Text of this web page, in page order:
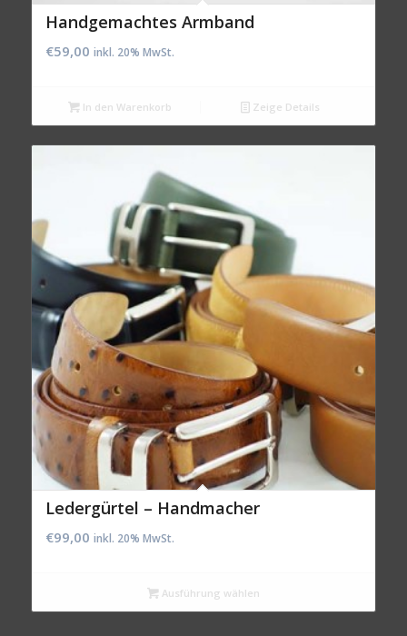
Handgemachtes Armband
€59,00 inkl. 20% MwSt.
In den Warenkorb Zeige Details
Ledergürtel – Handmacher
€99,00 inkl. 20% MwSt.
Ausführung wählen